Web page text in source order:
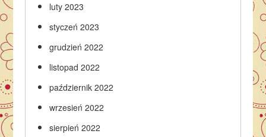
luty 2023
styczeń 2023
grudzień 2022
listopad 2022
październik 2022
wrzesień 2022
sierpień 2022